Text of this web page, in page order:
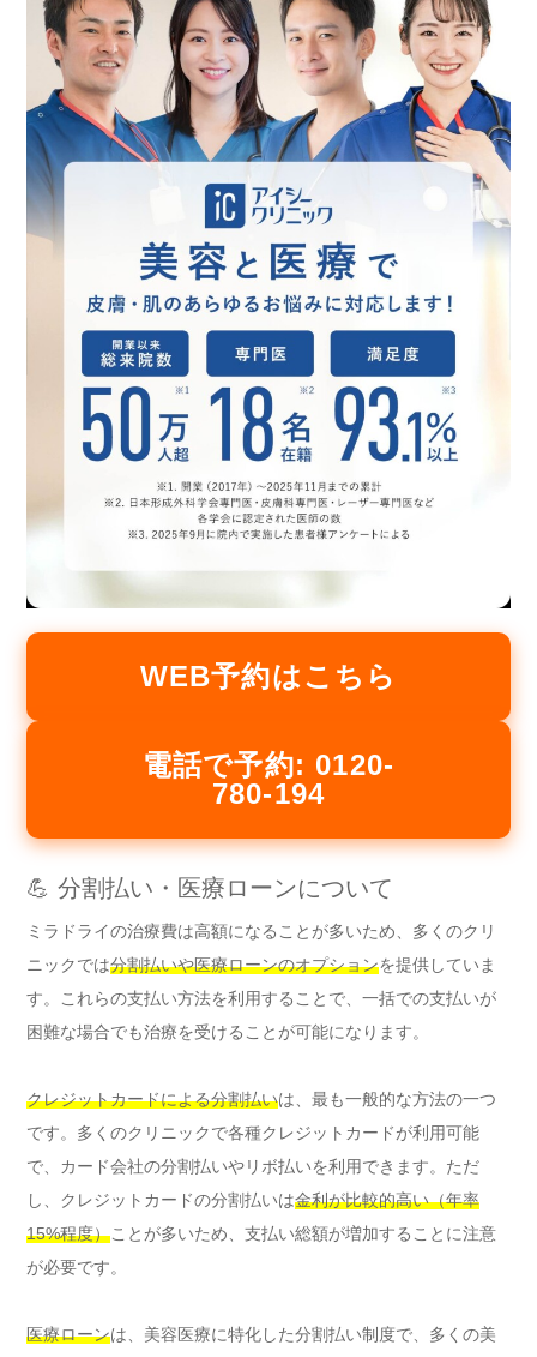
WEB予約はこちら
電話で予約: 0120-
780-194
💪 分割払い・医療ローンについて
ミラドライの治療費は高額になることが多いため、多くのクリ
ニックでは分割払いや医療ローンのオプションを提供していま
す。これらの支払い方法を利用することで、一括での支払いが
困難な場合でも治療を受けることが可能になります。
クレジットカードによる分割払いは、最も一般的な方法の一つ
です。多くのクリニックで各種クレジットカードが利用可能
で、カード会社の分割払いやリボ払いを利用できます。ただ
し、クレジットカードの分割払いは金利が比較的高い（年率
15%程度）ことが多いため、支払い総額が増加することに注意
が必要です。
医療ローンは、美容医療に特化した分割払い制度で、多くの美